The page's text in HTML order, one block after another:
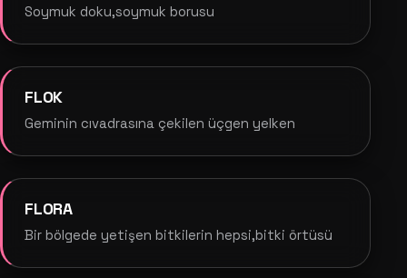
Soymuk doku,soymuk borusu
FLOK
Geminin cıvadrasına çekilen üçgen yelken
FLORA
Bir bölgede yetişen bitkilerin hepsi,bitki örtüsü